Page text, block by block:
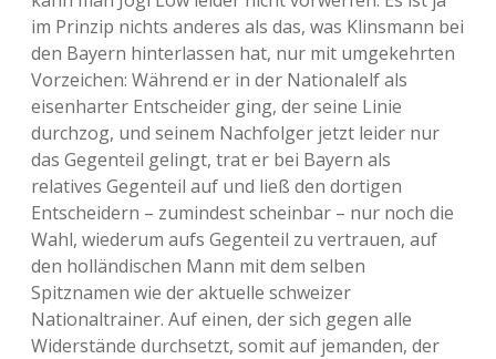
im Prinzip nichts anderes als das, was Klinsmann bei
den Bayern hinterlassen hat, nur mit umgekehrten
Vorzeichen: Während er in der Nationalelf als
eisenharter Entscheider ging, der seine Linie
durchzog, und seinem Nachfolger jetzt leider nur
das Gegenteil gelingt, trat er bei Bayern als
relatives Gegenteil auf und ließ den dortigen
Entscheidern – zumindest scheinbar – nur noch die
Wahl, wiederum aufs Gegenteil zu vertrauen, auf
den holländischen Mann mit dem selben
Spitznamen wie der aktuelle schweizer
Nationaltrainer. Auf einen, der sich gegen alle
Widerstände durchsetzt, somit auf jemanden, der